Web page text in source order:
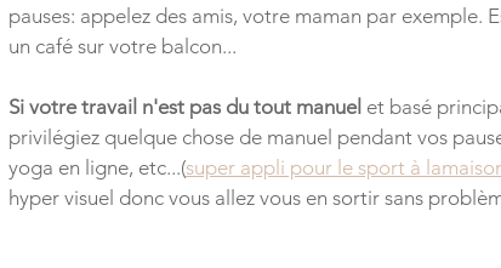
pauses: appelez des amis, votre maman par exemple.
un café sur votre balcon...
Si votre travail n'est pas du tout manuel et basé
privilégiez quelque chose de manuel pendant vos
yoga en ligne, etc...(super appli pour le sport à
hyper visuel donc vous allez vous en sortir sans